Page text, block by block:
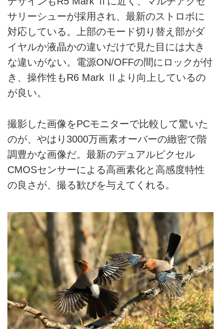
サリーシューが採用され、最新のストロボに
対応している。上部のモード切り替え部がダ
イヤルか液晶かの違いだけで見た目には大き
な違いがない。電源ON/OFFの間にロックが付
き、操作性もR6 Mark Ⅱより向上しているの
が良い。
撮影した画像をPCモニターで比較して驚いた
のが、やはり3000万画素オーバーの緻密で階
調豊かな画像だ。最新のデュアルピクセル
CMOSセンサーによる高画素化と高感度特性
の良さが、撮る歓びを与えてくれる。